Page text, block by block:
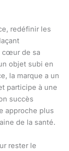
redéfinir les
cœur de sa
objet subi en
la marque a un
participe à une
succès
approche plus
de la santé.
rester le